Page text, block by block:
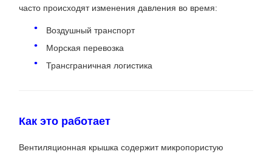
часто происходят изменения давления во время:
Воздушный транспорт
Морская перевозка
Трансграничная логистика
Как это работает
Вентиляционная крышка содержит микропористую